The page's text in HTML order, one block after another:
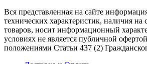
Вся представленная на сайте
технических характеристик, наличия на
товаров, носит информационный
условиях не является публичной
положениями Статьи 437 (2)